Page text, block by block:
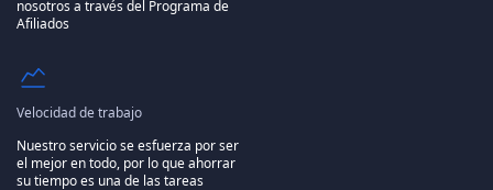
nosotros a través del Programa de
Afiliados
Velocidad de trabajo
Nuestro servicio se esfuerza por ser
el mejor en todo, por lo que ahorrar
su tiempo es una de las tareas